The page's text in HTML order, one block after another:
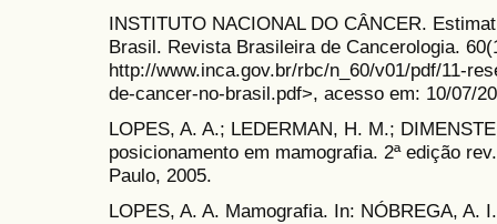
INSTITUTO NACIONAL DO CÂNCER.
Brasil. Revista Brasileira de Cancerologia.
http://www.inca.gov.br/rbc/n_60/v01/pdf/11-
de-cancer-no-brasil.pdf>, acesso em: 10/07/
LOPES, A. A.; LEDERMAN, H. M.;
posicionamento em mamografia. 2ª edição
Paulo, 2005.
LOPES, A. A. Mamografia. In: NÓBREGA, A.